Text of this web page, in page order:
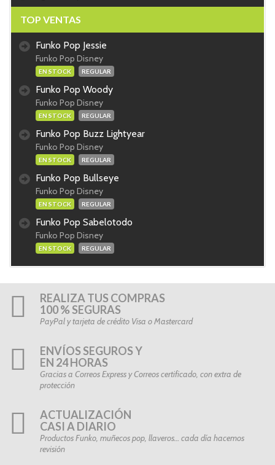
TOP VENTAS
Funko Pop Jessie
Funko Pop Disney
EN STOCK REGULAR
Funko Pop Woody
Funko Pop Disney
EN STOCK REGULAR
Funko Pop Buzz Lightyear
Funko Pop Disney
EN STOCK REGULAR
Funko Pop Bullseye
Funko Pop Disney
EN STOCK REGULAR
Funko Pop Sabelotodo
Funko Pop Disney
EN STOCK REGULAR
REALIZA TUS COMPRAS
100 % SEGURAS
PayPal y tarjeta de crédito Visa o Mastercard
ENVÍOS SEGUROS Y
EN 24 HORAS
Gracias a Correos Express y Correos certificado, con extra de
protección
ACTUALIZACIÓN
CASI A DIARIO
Productos Funko, muñecos pop, llaveros… cada día hacemos
revisión